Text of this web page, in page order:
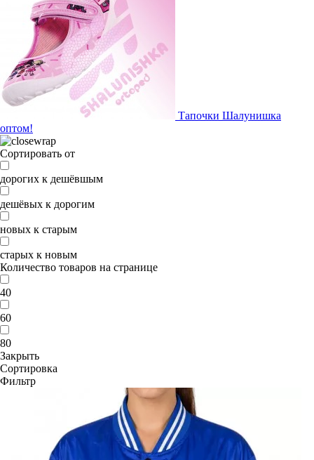
Тапочки Шалунишка
оптом!
Сортировать от
дорогих к дешёвшым
дешёвых к дорогим
новых к старым
старых к новым
Количество товаров на странице
40
60
80
Закрыть
Сортировка
Фильтр